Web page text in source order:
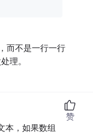
而不是一行一行
理。
本，如果数组
赞